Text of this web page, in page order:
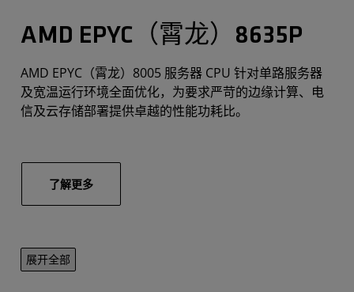
AMD EPYC（霄龙）8635P
AMD EPYC（霄龙）8005 服务器 CPU 针对单路服务器
及宽温运行环境全面优化，为要求严苛的边缘计算、电
信及云存储部署提供卓越的性能功耗比。
了解更多
展开全部